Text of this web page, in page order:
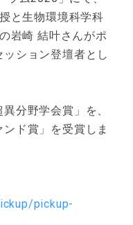
と生物環境科学科
岩崎 結叶さんがポ
ション登壇者とし
分野学会賞」を、
ド賞」を受賞しま
pickup-